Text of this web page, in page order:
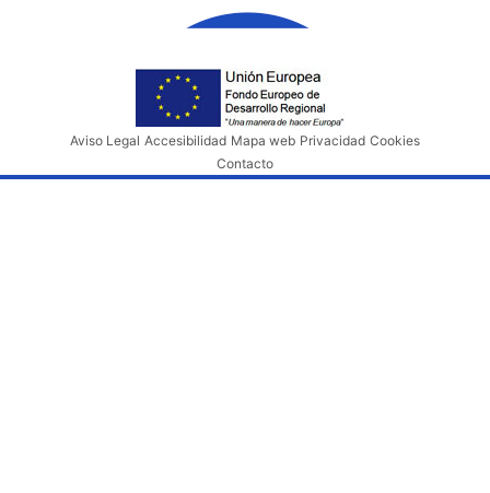
Aviso Legal Accesibilidad Mapa web Privacidad Cookies
Contacto